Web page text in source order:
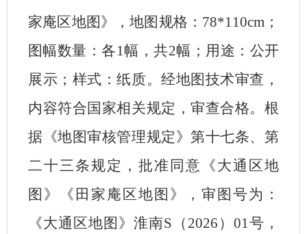
家庵区地图》
，地图规格： 78*110cm ；
图幅数量：各1幅 ，共2幅 ；用途：公开
展示 ；样式：纸质。经地图技术审查，
内容符合国家相关规定，审查合格。根
据《地图审核管理规定》第十七条、第
二十三条规定，批准同意《大通区地
图 》 《田家庵区地图》
，审图号为：
《大通区地图》 淮南S（2026 ） 01号 ，